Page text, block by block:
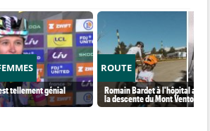
tellement génial
ROUTE
Romain Bardet à l'hôpital
la descente du Mont Ventoux